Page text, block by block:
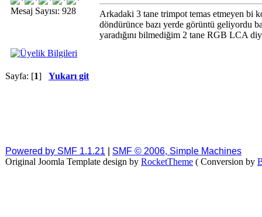
Mesaj Sayısı: 928
Arkadaki 3 tane trimpot temas etmeyen bi
döndürünce bazı yerde görüntü geliyordu
yaradığını bilmediğim 2 tane RGB LCA
Sayfa: [1] Yukarı git
Powered by SMF 1.1.21
SMF © 2006, Simple Machines
Original Joomla Template design by RocketTheme ( Conversion by